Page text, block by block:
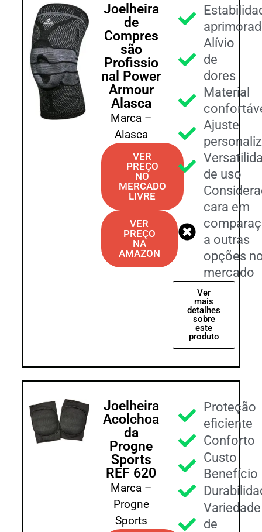
Joelheira
de
Compres
são
Profissio
nal Power
Armour
Alasca
Marca –
Alasca
VER
PREÇO
NO
MERCADO
LIVRE
VER
PREÇO
NA
AMAZON
Alívio
de
dores
Material
Ajuste
de uso
cara em
a outras
opções
mercado
Ver
mais
detalhes
sobre
este
produto
Joelheira
Acolchoa
da
Progne
Sports
REF 620
Marca –
Progne
Sports
Proteção
eficiente
Conforto
Custo
Benefício
Variedade
de